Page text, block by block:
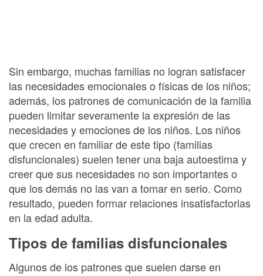
Sin embargo, muchas familias no logran satisfacer
las necesidades emocionales o físicas de los niños;
además, los patrones de comunicación de la familia
pueden limitar severamente la expresión de las
necesidades y emociones de los niños. Los niños
que crecen en familiar de este tipo (familias
disfuncionales) suelen tener una baja autoestima y
creer que sus necesidades no son importantes o
que los demás no las van a tomar en serio. Como
resultado, pueden formar relaciones insatisfactorias
en la edad adulta.
Tipos de familias disfuncionales
Algunos de los patrones que suelen darse en